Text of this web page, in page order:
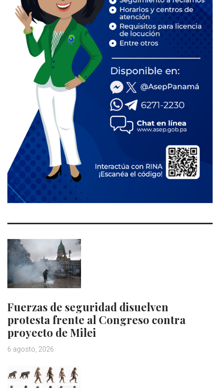
Fuerzas de seguridad disuelven
protesta frente al Congreso contra
proyecto de Milei
6 agosto, 2026